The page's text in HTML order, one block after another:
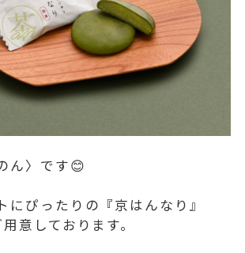
ん〉です😊
にぴったりの『京はんなり』
意しております。